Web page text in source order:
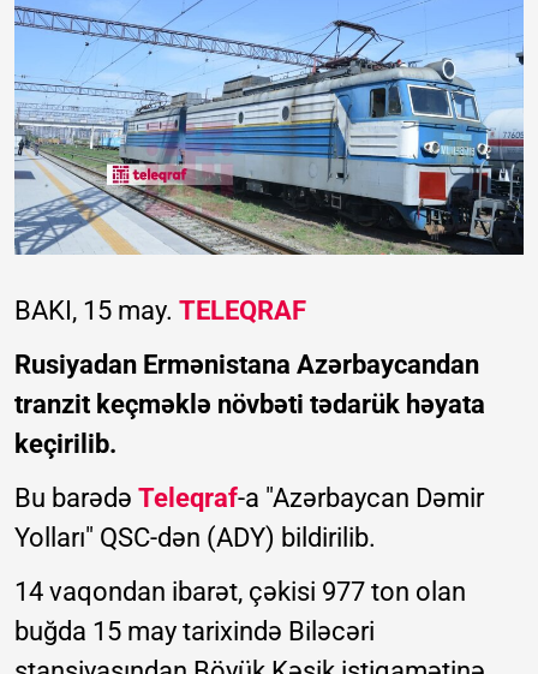
BAKI, 15 may. TELEQRAF
Rusiyadan Ermənistana Azərbaycandan
tranzit keçməklə növbəti tədarük həyata
keçirilib.
Bu barədə Teleqraf-a "Azərbaycan Dəmir
Yolları" QSC-dən (ADY) bildirilib.
14 vaqondan ibarət, çəkisi 977 ton olan
buğda 15 may tarixində Biləcəri